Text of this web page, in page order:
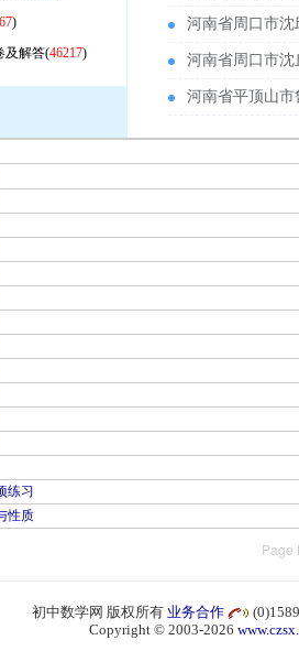
)
及解答(46217)
河南省周口市沈
河南省周口市沈
河南省平顶山市
练习
性质
Page
初中数学网 版权所有 业务合作
Copyright © 2003-2026